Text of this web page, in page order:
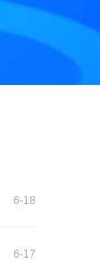
6-18
6-17